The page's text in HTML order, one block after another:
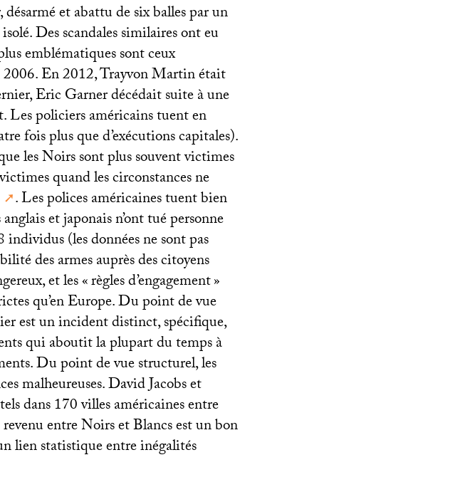
et abattu de six balles par un
Des scandales similaires ont eu
emblématiques sont ceux
En 2012, Trayvon Martin était
Eric Garner décédait suite à une
policiers américains tuent en
fois plus que d’exécutions capitales).
les Noirs sont plus souvent victimes
quand les circonstances ne
. Les polices américaines tuent bien
et japonais n’ont tué personne
individus (les données ne sont pas
des armes auprès des citoyens
et les «règles d’engagement»
qu’en Europe. Du point de vue
est un incident distinct, spécifique,
qui aboutit la plupart du temps à
Du point de vue structurel, les
malheureuses. David Jacobs et
dans 170 villes américaines entre
entre Noirs et Blancs est un bon
lien statistique entre inégalités